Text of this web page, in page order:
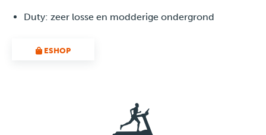
Duty: zeer losse en modderige ondergrond
ESHOP